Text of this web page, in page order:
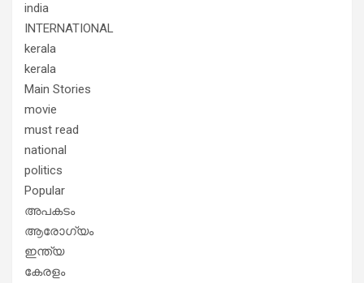
india
INTERNATIONAL
kerala
kerala
Main Stories
movie
must read
national
politics
Popular
അപകടം
ആരോഗ്യം
ഇന്ത്യ
കേരളം